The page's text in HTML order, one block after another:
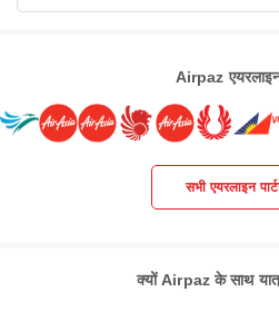
Airpaz एयरलाइन
सभी एयरलाइन
क्यों Airpaz के साथ